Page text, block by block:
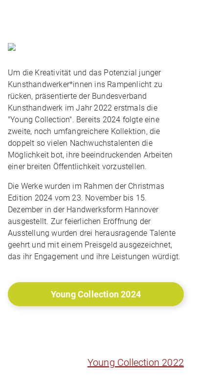
Um die Kreativität und das Potenzial junger
Kunsthandwerker*innen ins Rampenlicht zu
rücken, präsentierte der Bundesverband
Kunsthandwerk im Jahr 2022 erstmals die
"Young Collection". Bereits 2024 folgte eine
zweite, noch umfangreichere Kollektion, die
doppelt so vielen Nachwuchstalenten die
Möglichkeit bot, ihre beeindruckenden Arbeiten
einer breiten Öffentlichkeit vorzustellen.
Die Werke wurden im Rahmen der Christmas
Edition 2024 vom 23. November bis 15.
Dezember in der Handwerksform Hannover
ausgestellt. Zur feierlichen Eröffnung der
Ausstellung wurden drei herausragende Talente
geehrt und mit einem Preisgeld ausgezeichnet,
das ihr Engagement und ihre Leistungen würdigt.
Young Collection 2024
Young Collection 2022